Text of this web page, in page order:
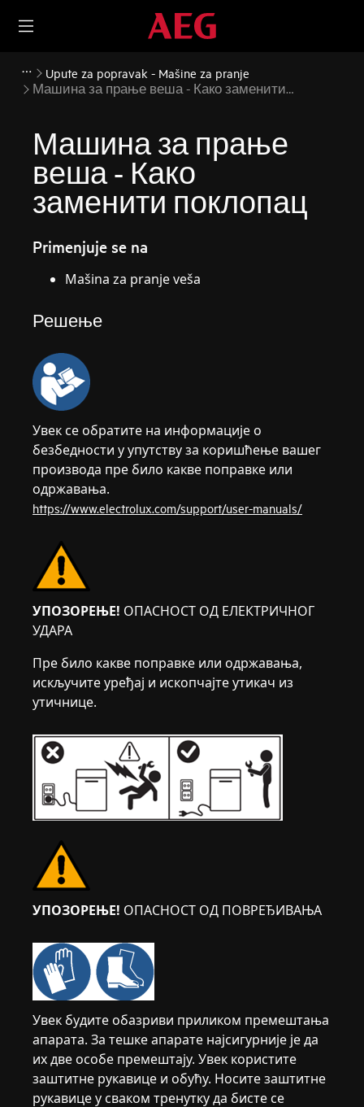
Upute za popravak - Mašine za pranje
Машина за прање веша - Како заменити
Машина за прање
веша - Како
заменити поклопац
Primenjuje se na
Mašina za pranje veša
Решење
Увек се обратите на информације о
безбедности у упутству за коришћење вашег
производа пре било какве поправке или
одржавања.
https://www.electrolux.com/support/user-manuals/
УПОЗОРЕЊЕ! ОПАСНОСТ ОД ЕЛЕКТРИЧНОГ
УДАРА
Пре било какве поправке или одржавања,
искључите уређај и ископчајте утикач из
утичнице.
УПОЗОРЕЊЕ! ОПАСНОСТ ОД ПОВРЕЂИВАЊА
Увек будите обазриви приликом премештања
апарата. За тешке апарате најсигурније је да
их две особе премештају. Увек користите
заштитне рукавице и обућу. Носите заштитне
рукавице у сваком тренутку да бисте се